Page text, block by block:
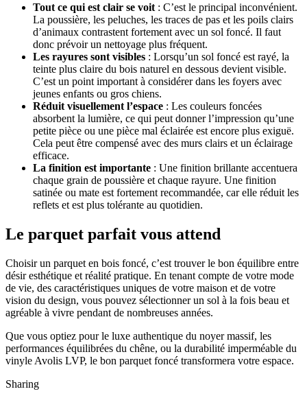
Tout ce qui est clair se voit : C’est le principal inconvénient.
La poussière, les peluches, les traces de pas et les poils clairs
d’animaux contrastent fortement avec un sol foncé. Il faut
donc prévoir un nettoyage plus fréquent.
Les rayures sont visibles : Lorsqu’un sol foncé est rayé, la
teinte plus claire du bois naturel en dessous devient visible.
C’est un point important à considérer dans les foyers avec
jeunes enfants ou gros chiens.
Réduit visuellement l’espace : Les couleurs foncées
absorbent la lumière, ce qui peut donner l’impression qu’une
petite pièce ou une pièce mal éclairée est encore plus exiguë.
Cela peut être compensé avec des murs clairs et un éclairage
efficace.
La finition est importante : Une finition brillante accentuera
chaque grain de poussière et chaque rayure. Une finition
satinée ou mate est fortement recommandée, car elle réduit les
reflets et est plus tolérante au quotidien.
Le parquet parfait vous attend
Choisir un parquet en bois foncé, c’est trouver le bon équilibre entre
désir esthétique et réalité pratique. En tenant compte de votre mode
de vie, des caractéristiques uniques de votre maison et de votre
vision du design, vous pouvez sélectionner un sol à la fois beau et
agréable à vivre pendant de nombreuses années.
Que vous optiez pour le luxe authentique du noyer massif, les
performances équilibrées du chêne, ou la durabilité imperméable du
vinyle Avolis LVP, le bon parquet foncé transformera votre espace.
Sharing